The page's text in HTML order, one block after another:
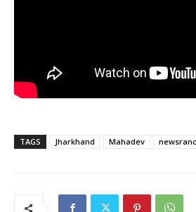
TAGS Jharkhand Mahadev